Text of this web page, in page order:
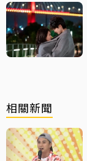
相關新聞